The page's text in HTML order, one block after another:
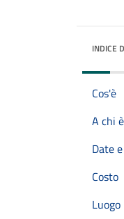
INDICE
Cos'è
A chi
Date
Costo
Luogo